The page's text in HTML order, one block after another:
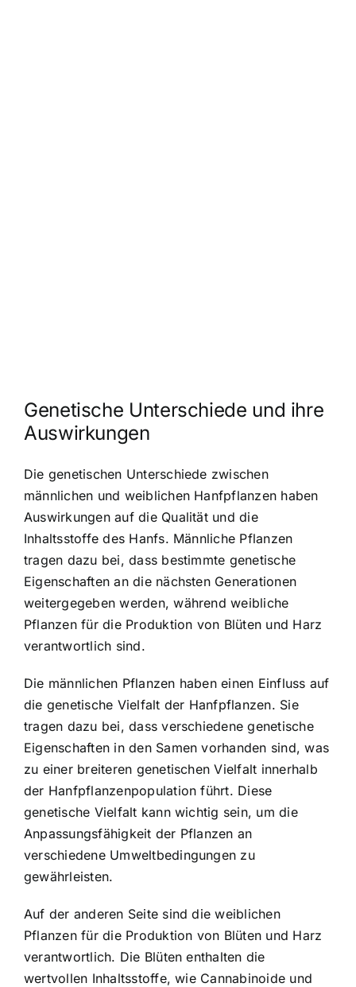
Genetische Unterschiede und ihre
Auswirkungen
Die genetischen Unterschiede zwischen
männlichen und weiblichen Hanfpflanzen haben
Auswirkungen auf die Qualität und die
Inhaltsstoffe des Hanfs. Männliche Pflanzen
tragen dazu bei, dass bestimmte genetische
Eigenschaften an die nächsten Generationen
weitergegeben werden, während weibliche
Pflanzen für die Produktion von Blüten und Harz
verantwortlich sind.
Die männlichen Pflanzen haben einen Einfluss auf
die genetische Vielfalt der Hanfpflanzen. Sie
tragen dazu bei, dass verschiedene genetische
Eigenschaften in den Samen vorhanden sind, was
zu einer breiteren genetischen Vielfalt innerhalb
der Hanfpflanzenpopulation führt. Diese
genetische Vielfalt kann wichtig sein, um die
Anpassungsfähigkeit der Pflanzen an
verschiedene Umweltbedingungen zu
gewährleisten.
Auf der anderen Seite sind die weiblichen
Pflanzen für die Produktion von Blüten und Harz
verantwortlich. Die Blüten enthalten die
wertvollen Inhaltsstoffe, wie Cannabinoide und